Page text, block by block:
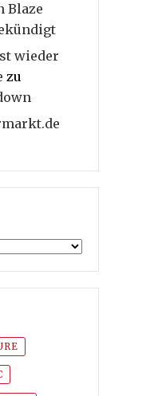
Blaze
wieder
zu